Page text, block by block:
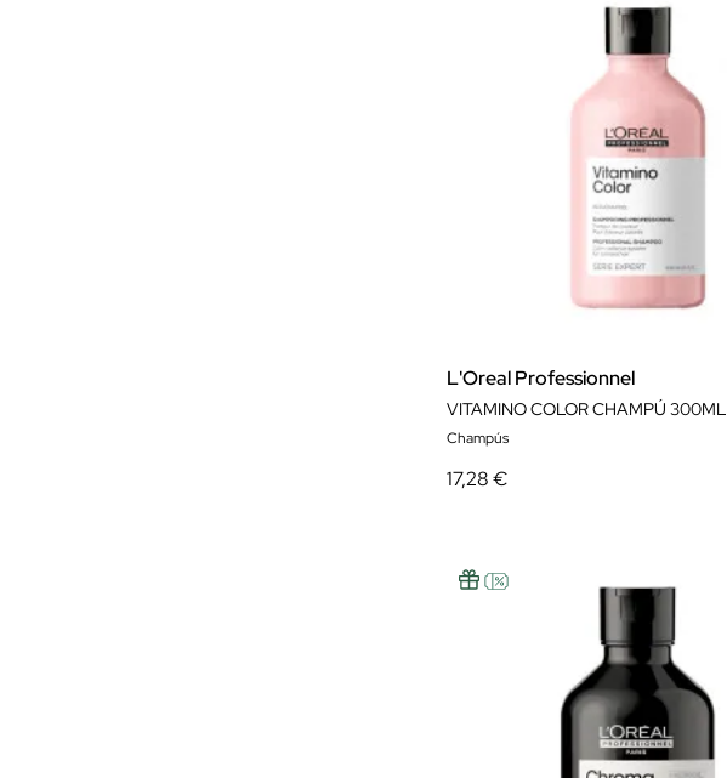
L'Oreal Professionnel
VITAMINO COLOR CHAMPÚ 300ML
Champús
17,28 €